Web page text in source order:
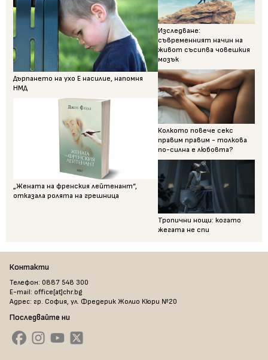
Дърпането на ухо Е насилие, напомня
НМД
„Жената на френския лейтенант“,
отказала ролята на грешница
Изследване:
съвременният начин на
живот съсипва човешкия
мозък
Колкото повече секс
правим правим - толкова
по-силна е любовта?
Тропични нощи: когато
жегата не спи
Контакти
Телефон: 0887 548 300
E-mail: office[at]chr.bg
Адрес: гр. София, ул. Фредерик Жолио Кюри №20
Последвайте ни